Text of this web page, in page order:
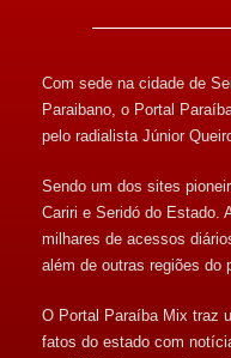
Com sede na cidade de
Paraibano, o Portal
pelo radialista Júnior
Sendo um dos sites
Cariri e Seridó do Estado.
milhares de acessos
além de outras regiões do
O Portal Paraíba Mix traz
fatos do estado com